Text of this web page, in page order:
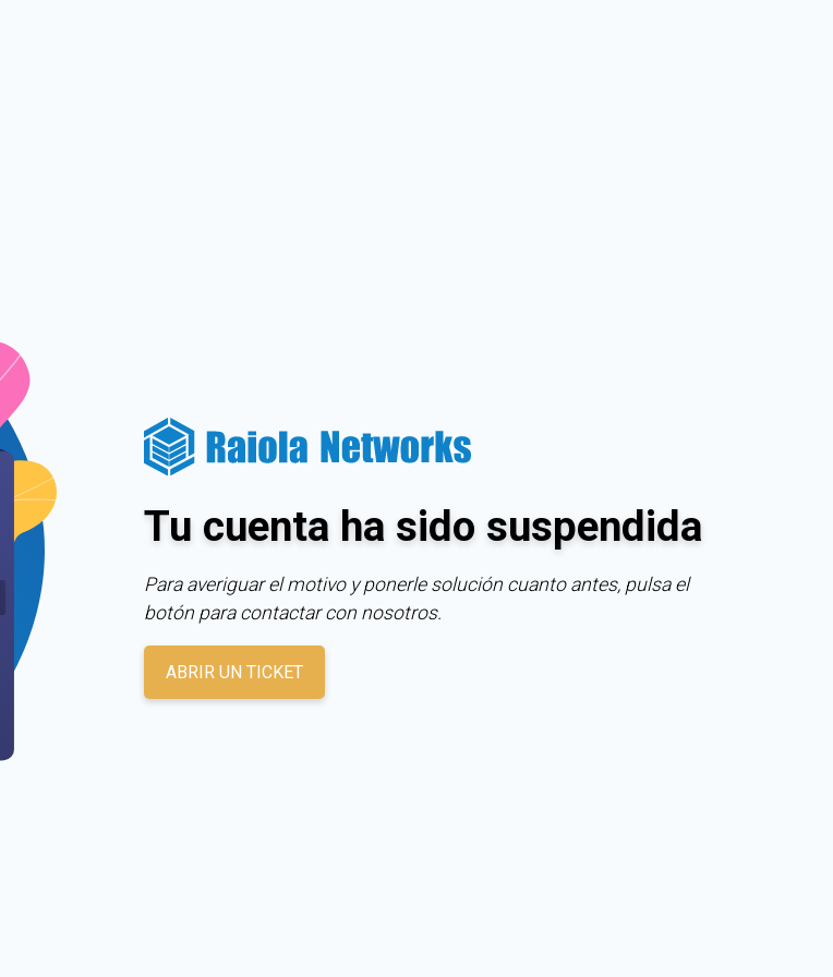
Tu cuenta ha sido suspendida
Para averiguar el motivo y ponerle solución cuanto antes, pulsa el
botón para contactar con nosotros.
ABRIR UN TICKET